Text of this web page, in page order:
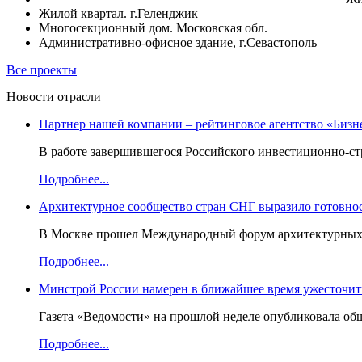
Жилой квартал. г.Геленджик
Многосекционный дом. Московская обл.
Административно-офисное здание, г.Севастополь
Все проекты
Новости отрасли
Партнер нашей компании – рейтинговое агентство
В работе завершившегося Российского инвестиционно-
Подробнее...
Архитектурное сообщество стран СНГ выразило
В Москве прошел Международный форум архитектурных
Подробнее...
Минстрой России намерен в ближайшее время
Газета «Ведомости» на прошлой неделе опубликовала
Подробнее...